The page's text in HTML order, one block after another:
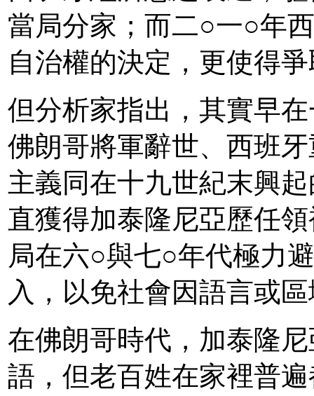
當局分家；而二○一○年
自治權的決定，更使得
但分析家指出，其實早
佛朗哥將軍辭世、西班
主義同在十九世紀末興
直獲得加泰隆尼亞歷任
局在六○與七○年代極力
入，以免社會因語言或
在佛朗哥時代，加泰隆
語，但老百姓在家裡普